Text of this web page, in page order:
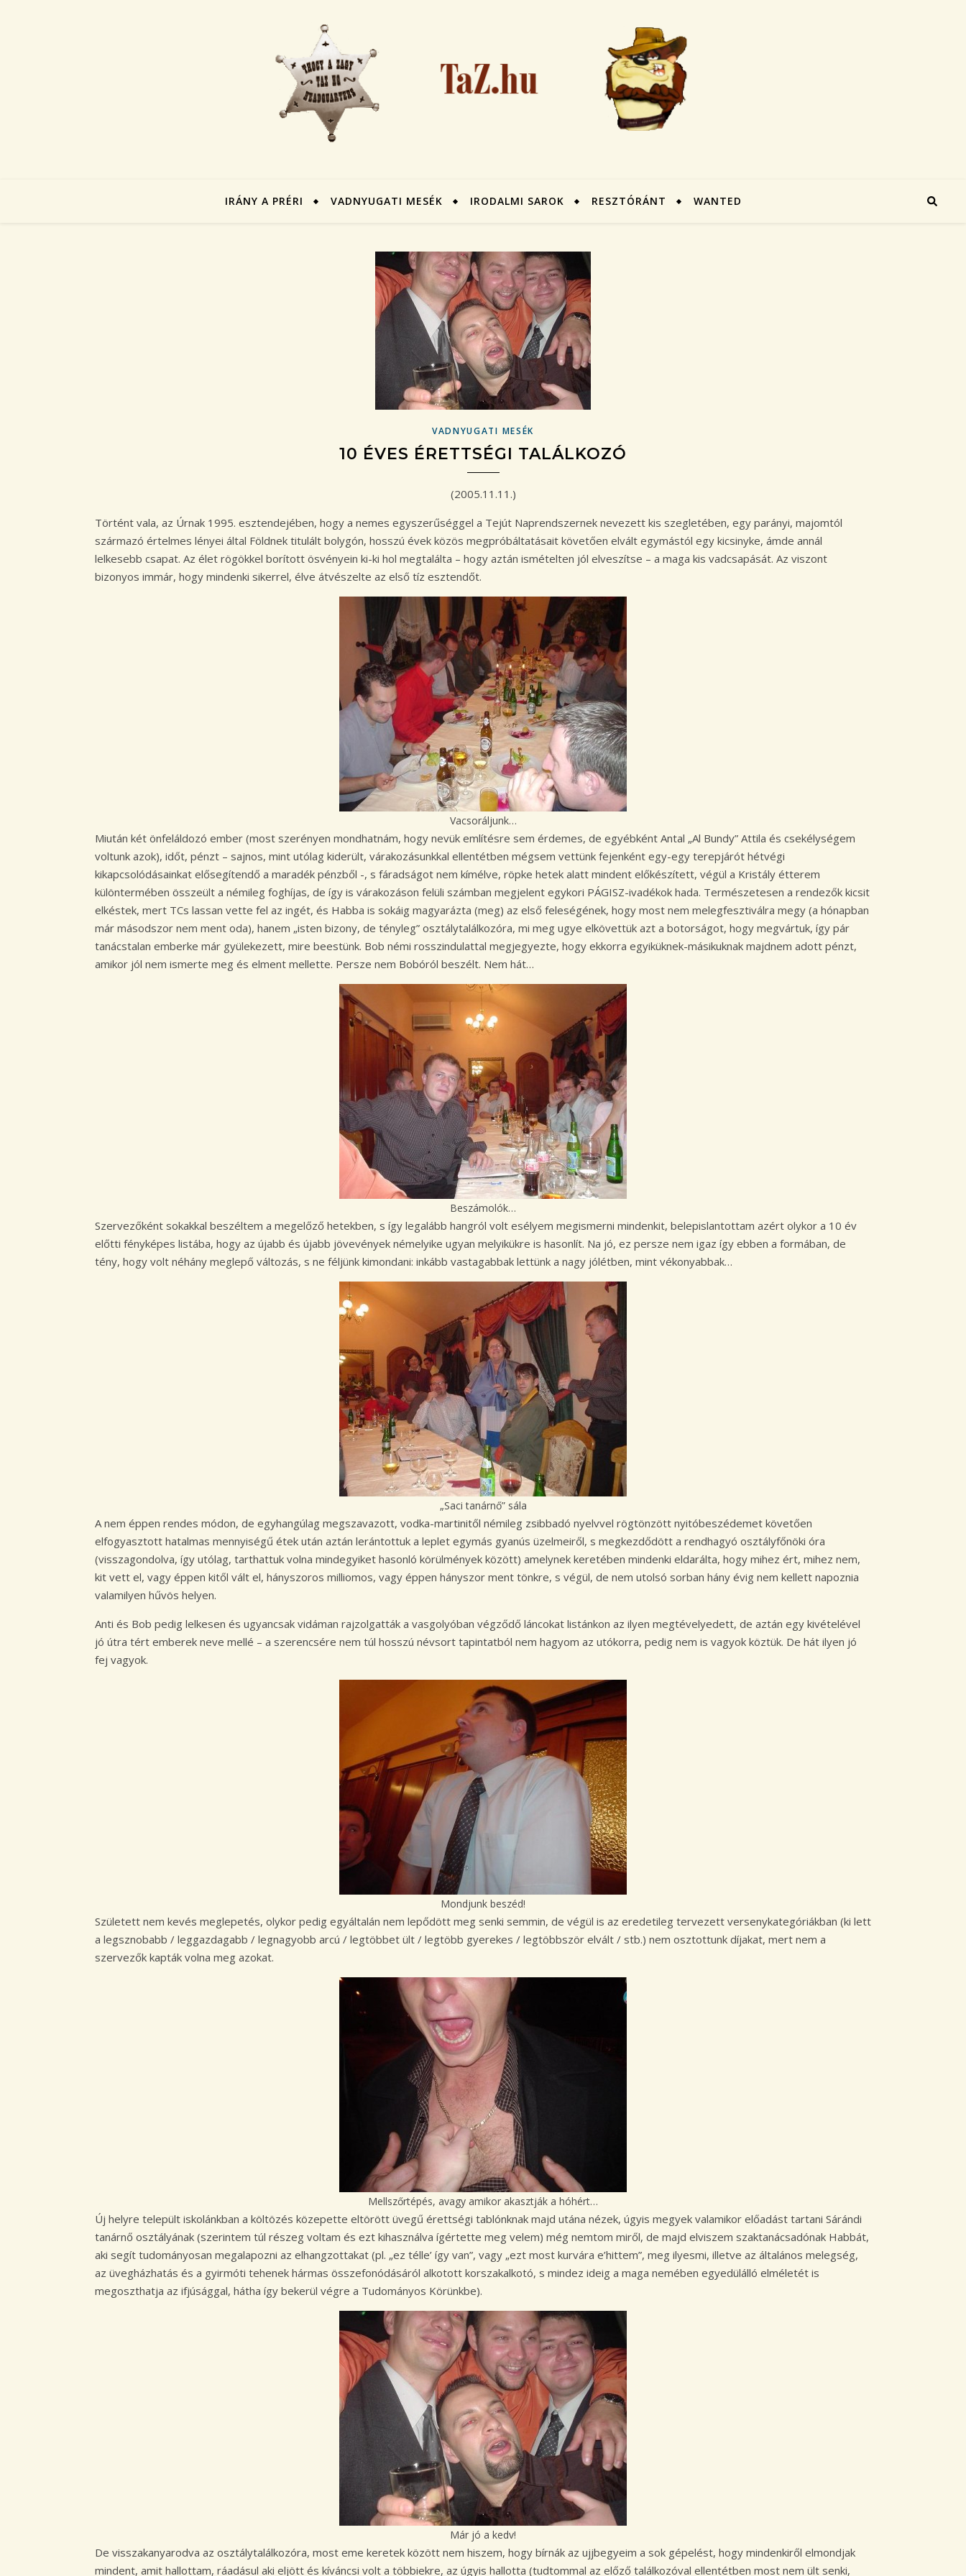
IRÁNY A PRÉRI VADNYUGATI MESÉK IRODALMI SAROK RESZTÓRÁNT WANTED
VADNYUGATI MESÉK
10 ÉVES ÉRETTSÉGI TALÁLKOZÓ
(2005.11.11.)
Történt vala, az Úrnak 1995. esztendejében, hogy a nemes egyszerűséggel a Tejút Naprendszernek nevezett kis szegletében, egy parányi, majomtól
származó értelmes lényei által Földnek titulált bolygón, hosszú évek közös megpróbáltatásait követően elvált egymástól egy kicsinyke, ámde annál
lelkesebb csapat. Az élet rögökkel borított ösvényein ki-ki hol megtalálta – hogy aztán ismételten jól elveszítse – a maga kis vadcsapását. Az viszont
bizonyos immár, hogy mindenki sikerrel, élve átvészelte az első tíz esztendőt.
Vacsoráljunk…
Miután két önfeláldozó ember (most szerényen mondhatnám, hogy nevük említésre sem érdemes, de egyébként Antal „Al Bundy” Attila és csekélységem
voltunk azok), időt, pénzt – sajnos, mint utólag kiderült, várakozásunkkal ellentétben mégsem vettünk fejenként egy-egy terepjárót hétvégi
kikapcsolódásainkat elősegítendő a maradék pénzből -, s fáradságot nem kímélve, röpke hetek alatt mindent előkészített, végül a Kristály étterem
különtermében összeült a némileg foghíjas, de így is várakozáson felüli számban megjelent egykori PÁGISZ-ivadékok hada. Természetesen a rendezők kicsit
elkéstek, mert TCs lassan vette fel az ingét, és Habba is sokáig magyarázta (meg) az első feleségének, hogy most nem melegfesztiválra megy (a hónapban
már másodszor nem ment oda), hanem „isten bizony, de tényleg” osztálytalálkozóra, mi meg ugye elkövettük azt a botorságot, hogy megvártuk, így pár
tanácstalan emberke már gyülekezett, mire beestünk. Bob némi rosszindulattal megjegyezte, hogy ekkorra egyiküknek-másikuknak majdnem adott pénzt,
amikor jól nem ismerte meg és elment mellette. Persze nem Bobóról beszélt. Nem hát…
Beszámolók…
Szervezőként sokakkal beszéltem a megelőző hetekben, s így legalább hangról volt esélyem megismerni mindenkit, belepislantottam azért olykor a 10 év
előtti fényképes listába, hogy az újabb és újabb jövevények némelyike ugyan melyikükre is hasonlít. Na jó, ez persze nem igaz így ebben a formában, de
tény, hogy volt néhány meglepő változás, s ne féljünk kimondani: inkább vastagabbak lettünk a nagy jólétben, mint vékonyabbak…
„Saci tanárnő” sála
A nem éppen rendes módon, de egyhangúlag megszavazott, vodka-martinitől némileg zsibbadó nyelvvel rögtönzött nyitóbeszédemet követően
elfogyasztott hatalmas mennyiségű étek után aztán lerántottuk a leplet egymás gyanús üzelmeiről, s megkezdődött a rendhagyó osztályfőnöki óra
(visszagondolva, így utólag, tarthattuk volna mindegyiket hasonló körülmények között) amelynek keretében mindenki eldarálta, hogy mihez ért, mihez nem,
kit vett el, vagy éppen kitől vált el, hányszoros milliomos, vagy éppen hányszor ment tönkre, s végül, de nem utolsó sorban hány évig nem kellett napoznia
valamilyen hűvös helyen.
Anti és Bob pedig lelkesen és ugyancsak vidáman rajzolgatták a vasgolyóban végződő láncokat listánkon az ilyen megtévelyedett, de aztán egy kivételével
jó útra tért emberek neve mellé – a szerencsére nem túl hosszú névsort tapintatból nem hagyom az utókorra, pedig nem is vagyok köztük. De hát ilyen jó
fej vagyok.
Mondjunk beszéd!
Született nem kevés meglepetés, olykor pedig egyáltalán nem lepődött meg senki semmin, de végül is az eredetileg tervezett versenykategóriákban (ki lett
a legsznobabb / leggazdagabb / legnagyobb arcú / legtöbbet ült / legtöbb gyerekes / legtöbbször elvált / stb.) nem osztottunk díjakat, mert nem a
szervezők kapták volna meg azokat.
Mellszőrtépés, avagy amikor akasztják a hóhért…
Új helyre települt iskolánkban a költözés közepette eltörött üvegű érettségi tablónknak majd utána nézek, úgyis megyek valamikor előadást tartani Sárándi
tanárnő osztályának (szerintem túl részeg voltam és ezt kihasználva ígértette meg velem) még nemtom miről, de majd elviszem szaktanácsadónak Habbát,
aki segít tudományosan megalapozni az elhangzottakat (pl. „ez télle’ így van”, vagy „ezt most kurvára e’hittem”, meg ilyesmi, illetve az általános melegség,
az üvegházhatás és a gyirmóti tehenek hármas összefonódásáról alkotott korszakalkotó, s mindez ideig a maga nemében egyedülálló elméletét is
megoszthatja az ifjúsággal, hátha így bekerül végre a Tudományos Körünkbe).
Már jó a kedv!
De visszakanyarodva az osztálytalálkozóra, most eme keretek között nem hiszem, hogy bírnák az ujjbegyeim a sok gépelést, hogy mindenkiről elmondjak
mindent, amit hallottam, ráadásul aki eljött és kíváncsi volt a többiekre, az úgyis hallotta (tudtommal az előző találkozóval ellentétben most nem ült senki,